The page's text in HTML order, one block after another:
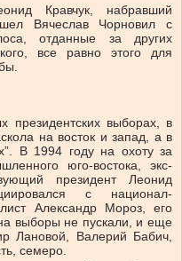
Кравчук, набравший
Вячеслав Чорновил с
отданные за других
все равно этого для
президентских выборах, в
на восток и запад, а в
В 1994 году на охоту за
юго-востока, экс-
президент Леонид
с национал-
Александр Мороз, его
выборы не пускали, и еще
Лановой, Валерий Бабич,
семеро.